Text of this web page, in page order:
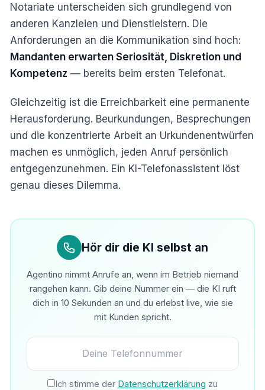
Notariate unterscheiden sich grundlegend von
anderen Kanzleien und Dienstleistern. Die
Anforderungen an die Kommunikation sind hoch:
Mandanten erwarten Seriosität, Diskretion und
Kompetenz — bereits beim ersten Telefonat.
Gleichzeitig ist die Erreichbarkeit eine permanente
Herausforderung. Beurkundungen, Besprechungen
und die konzentrierte Arbeit an Urkundenentwürfen
machen es unmöglich, jeden Anruf persönlich
entgegenzunehmen. Ein KI-Telefonassistent löst
genau dieses Dilemma.
Hör dir die KI selbst an
Agentino nimmt Anrufe an, wenn im Betrieb niemand
rangehen kann. Gib deine Nummer ein — die KI ruft
dich in 10 Sekunden an und du erlebst live, wie sie
mit Kunden spricht.
Ich stimme der Datenschutzerklärung zu